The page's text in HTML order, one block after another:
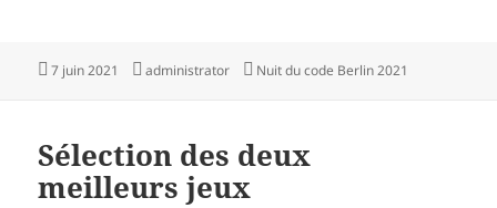
Publié
7 juin 2021 Auteur
administrator Catégories
Nuit du code Berlin 2021
Sélection des deux
meilleurs jeux